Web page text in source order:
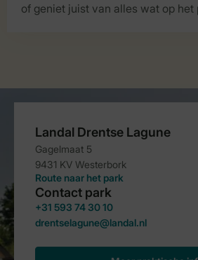
of geniet juist van alles wat op het